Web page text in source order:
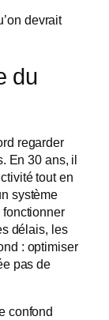
devrait
du
regarder
En 30 ans, il
tout en
système
délais, les
: optimiser
pas de
confond